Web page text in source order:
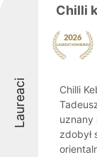
Laureaci
Chilli
Chilli
uznany
zdobył